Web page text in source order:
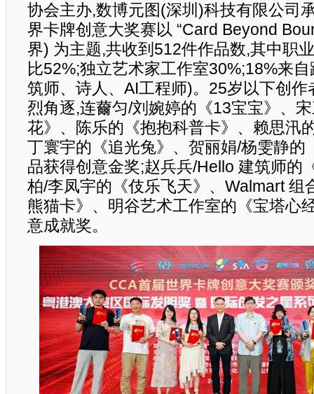
协会主办,数博元图(深圳)科技有限公司
界卡牌创意大奖赛以 “Card Beyond
界) 为主题,共收到512件作品数,其中职
比52%;独立艺术家工作室30%;18%来
筑师、诗人、AI工程师)。25岁以下创作
烈角逐,连薾匀/刘婉婷的《13宝宝》、
花》、陈乐的《抱抱科普卡》、赖思汛
丁寰宇的《追光兔》、贺丽娟/杨雯静的
品获得创意金奖;赵兵兵/Hello 建筑师的
柏/李凤宇的《伎乐飞天》、Walmart 组
熊猫卡》、明谷艺术工作室的《宝塔心
意成就奖。